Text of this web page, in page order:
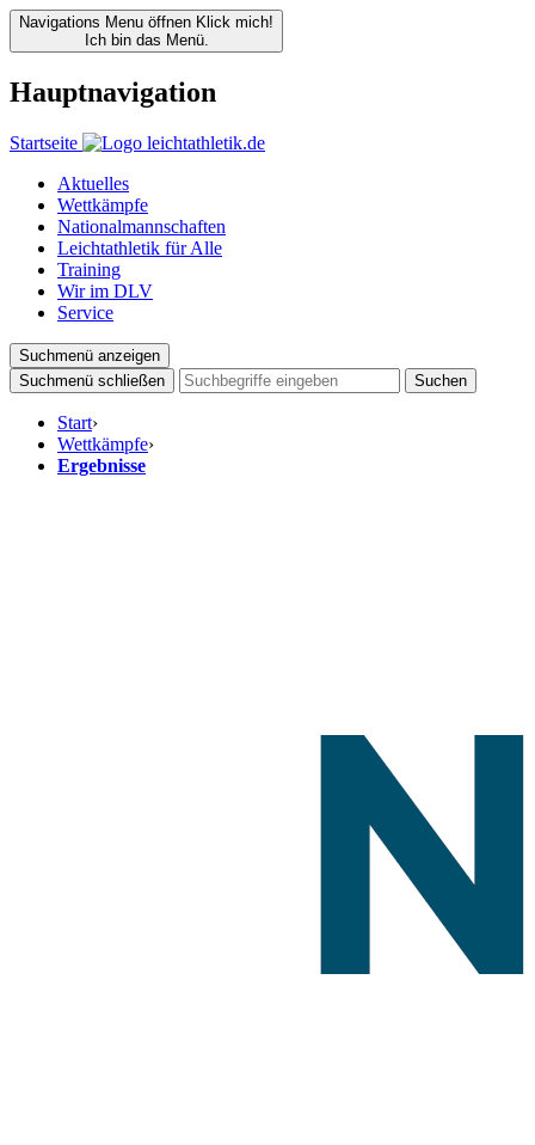
Navigations Menu öffnen Klick mich!
Ich bin das Menü.
Hauptnavigation
Startseite
Aktuelles
Wettkämpfe
Nationalmannschaften
Leichtathletik für Alle
Training
Wir im DLV
Service
Suchmenü anzeigen
Suchmenü schließen
Suchen
Start›
Wettkämpfe›
Ergebnisse